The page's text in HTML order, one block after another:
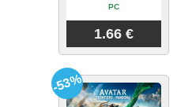
PC
1.66 €
-53%